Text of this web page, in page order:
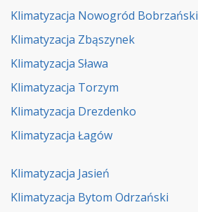
Klimatyzacja Nowogród Bobrzański
Klimatyzacja Zbąszynek
Klimatyzacja Sława
Klimatyzacja Torzym
Klimatyzacja Drezdenko
Klimatyzacja Łagów
Klimatyzacja Jasień
Klimatyzacja Bytom Odrzański